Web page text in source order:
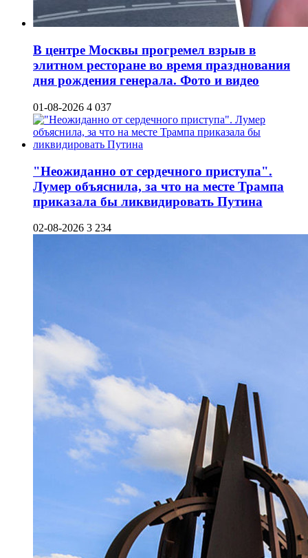
В центре Москвы прогремел взрыв в
элитном ресторане во время празднования
дня рождения генерала. Фото и видео
01-08-2026 4 037
"Неожиданно от сердечного приступа".
Лумер объяснила, за что на месте Трампа
приказала бы ликвидировать Путина
02-08-2026 3 234